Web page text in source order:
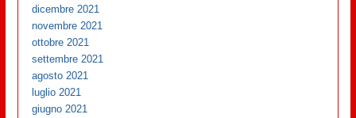
dicembre 2021
novembre 2021
ottobre 2021
settembre 2021
agosto 2021
luglio 2021
giugno 2021